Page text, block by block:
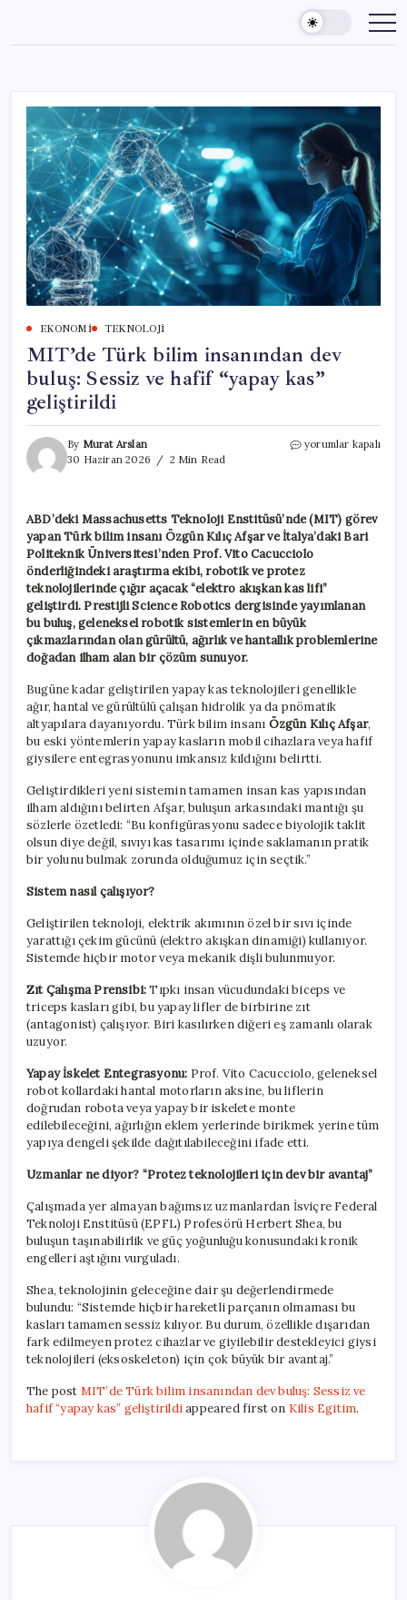
content
EKONOMI TEKNOLOJI
MIT’de Türk bilim insanından dev
buluş: Sessiz ve hafif “yapay kas”
geliştirildi
By Murat Arslan
30 Haziran 2026
2 Min Read
MIT’de
buluş:
Sessiz
ve
hafif
“yapay
geliştirildi
için
yorumlar kapalı
ABD’deki Massachusetts Teknoloji Enstitüsü’nde (MIT) görev
yapan Türk bilim insanı Özgün Kılıç Afşar ve İtalya’daki Bari
Politeknik Üniversitesi’nden Prof. Vito Cacucciolo
önderliğindeki araştırma ekibi, robotik ve protez
teknolojilerinde çığır açacak “elektro akışkan kas lifi”
geliştirdi. Prestijli Science Robotics dergisinde yayımlanan
bu buluş, geleneksel robotik sistemlerin en büyük
çıkmazlarından olan gürültü, ağırlık ve hantallık problemlerine
doğadan ilham alan bir çözüm sunuyor.
Bugüne kadar geliştirilen yapay kas teknolojileri genellikle
ağır, hantal ve gürültülü çalışan hidrolik ya da pnömatik
altyapılara dayanıyordu. Türk bilim insanı Özgün Kılıç Afşar,
bu eski yöntemlerin yapay kasların mobil cihazlara veya hafif
giysilere entegrasyonunu imkansız kıldığını belirtti.
Geliştirdikleri yeni sistemin tamamen insan kas yapısından
ilham aldığını belirten Afşar, buluşun arkasındaki mantığı şu
sözlerle özetledi: “Bu konfigürasyonu sadece biyolojik taklit
olsun diye değil, sıvıyı kas tasarımı içinde saklamanın pratik
bir yolunu bulmak zorunda olduğumuz için seçtik.”
Sistem nasıl çalışıyor?
Geliştirilen teknoloji, elektrik akımının özel bir sıvı içinde
yarattığı çekim gücünü (elektro akışkan dinamiği) kullanıyor.
Sistemde hiçbir motor veya mekanik dişli bulunmuyor.
Zıt Çalışma Prensibi:Tıpkı insan vücudundaki biceps ve
triceps kasları gibi, bu yapay lifler de birbirine zıt
(antagonist) çalışıyor. Biri kasılırken diğeri eş zamanlı olarak
uzuyor.
Yapay İskelet Entegrasyonu: Prof. Vito Cacucciolo, geleneksel
robot kollardaki hantal motorların aksine, bu liflerin
doğrudan robota veya yapay bir iskelete monte
edilebileceğini, ağırlığın eklem yerlerinde birikmek yerine tüm
yapıya dengeli şekilde dağıtılabileceğini ifade etti.
Uzmanlar ne diyor? “Protez teknolojileri için dev bir avantaj”
Çalışmada yer almayan bağımsız uzmanlardan İsviçre Federal
Teknoloji Enstitüsü (EPFL) Profesörü Herbert Shea, bu
buluşun taşınabilirlik ve güç yoğunluğu konusundaki kronik
engelleri aştığını vurguladı.
Shea, teknolojinin geleceğine dair şu değerlendirmede
bulundu: “Sistemde hiçbir hareketli parçanın olmaması bu
kasları tamamen sessiz kılıyor. Bu durum, özellikle dışarıdan
fark edilmeyen protez cihazlar ve giyilebilir destekleyici giysi
teknolojileri (eksoskeleton) için çok büyük bir avantaj.”
The post MIT’de Türk bilim insanından dev buluş: Sessiz ve
hafif “yapay kas” geliştirildiappeared first on Kilis Egitim.